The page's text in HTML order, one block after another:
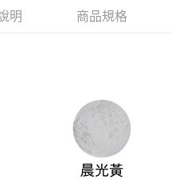
未確認訂單將自動取消)
明 商品規格